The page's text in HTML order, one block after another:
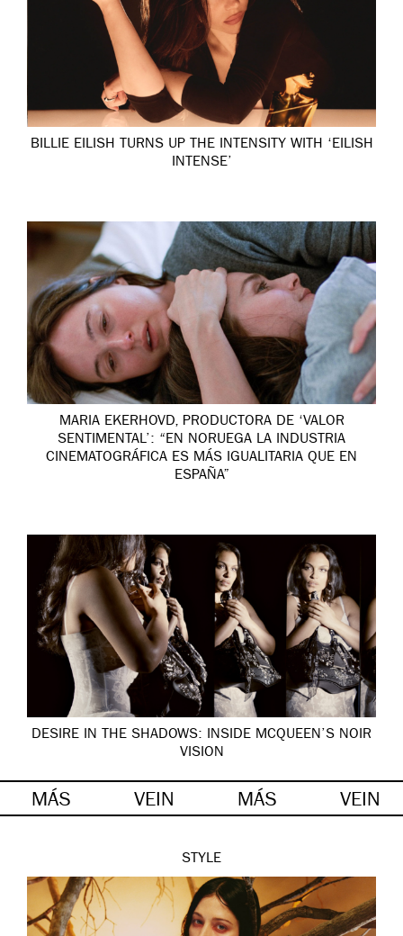
BILLIE EILISH TURNS UP THE INTENSITY WITH ‘EILISH
INTENSE’
MARIA EKERHOVD, PRODUCTORA DE ‘VALOR
SENTIMENTAL’: “EN NORUEGA LA INDUSTRIA
CINEMATOGRÁFICA ES MÁS IGUALITARIA QUE EN
ESPAÑA”
DESIRE IN THE SHADOWS: INSIDE MCQUEEN’S NOIR
VISION
MÁS VEIN MÁS VEIN
STYLE